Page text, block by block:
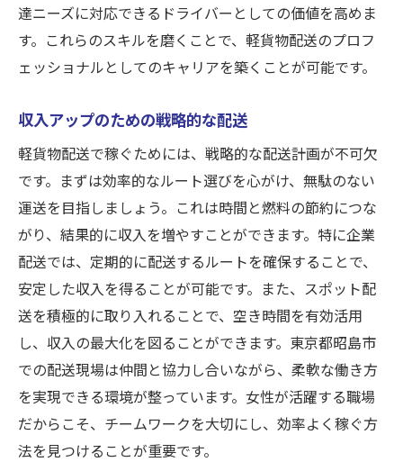
達ニーズに対応できるドライバーとしての価値を高めま
す。これらのスキルを磨くことで、軽貨物配送のプロフ
ェッショナルとしてのキャリアを築くことが可能です。
収入アップのための戦略的な配送
軽貨物配送で稼ぐためには、戦略的な配送計画が不可欠
です。まずは効率的なルート選びを心がけ、無駄のない
運送を目指しましょう。これは時間と燃料の節約につな
がり、結果的に収入を増やすことができます。特に企業
配送では、定期的に配送するルートを確保することで、
安定した収入を得ることが可能です。また、スポット配
送を積極的に取り入れることで、空き時間を有効活用
し、収入の最大化を図ることができます。東京都昭島市
での配送現場は仲間と協力し合いながら、柔軟な働き方
を実現できる環境が整っています。女性が活躍する職場
だからこそ、チームワークを大切にし、効率よく稼ぐ方
法を見つけることが重要です。